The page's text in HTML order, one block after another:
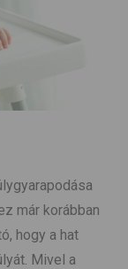
már korábban
hogy a hat
Mivel a